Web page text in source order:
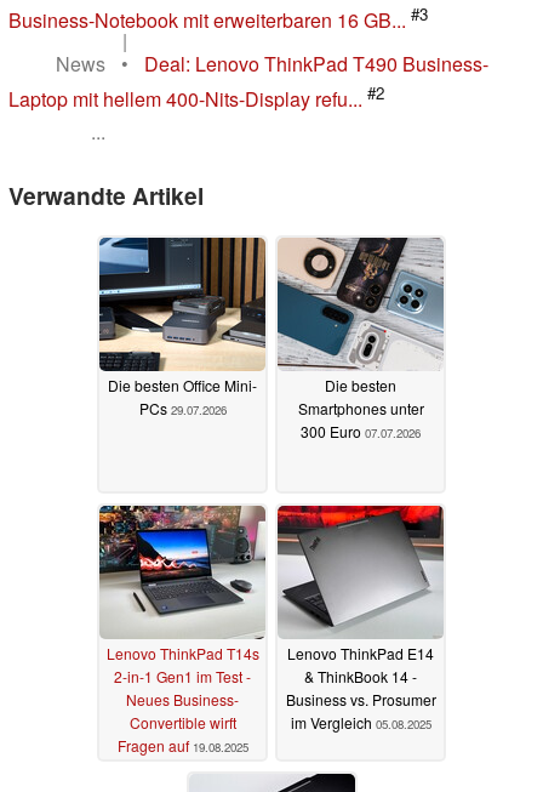
Business-Notebook mit erweiterbaren 16 GB... #3
|
News
•
Deal: Lenovo ThinkPad T490 Business-
Laptop mit hellem 400-Nits-Display refu... #2
...
Verwandte Artikel
Die besten Office Mini-
PCs 29.07.2026
Die besten
Smartphones unter
300 Euro 07.07.2026
Lenovo ThinkPad T14s
2-in-1 Gen1 im Test -
Neues Business-
Convertible wirft
Fragen auf 19.08.2025
Lenovo ThinkPad E14
& ThinkBook 14 -
Business vs. Prosumer
im Vergleich 05.08.2025